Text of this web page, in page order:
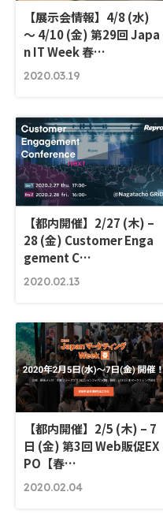
【展示会情報】4/8 (水)
～ 4/10 (金) 第29回 Japa
n IT Week 春…
2020.03.19
【都内開催】2/27 (木) –
28 (金) Customer Enga
gement C…
2020.02.13
【都内開催】2/5 (木) – 7
日 (金) 第3回 Web販促EX
PO【春…
2020.02.04